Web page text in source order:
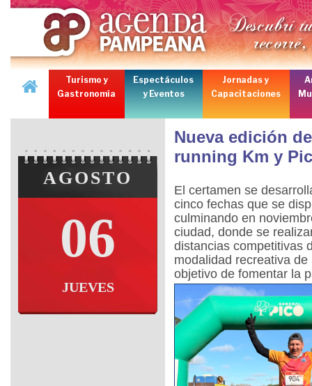
Turismo y
Gastronomía
Espectáculos
y Eventos
Jornadas y
Capacitaciones
AGOSTO
06
JUEVES
Nueva edición
running Km y
El certamen se
cinco fechas que se
culminando en
ciudad, donde se
distancias competitivas
modalidad recreativa
objetivo de fomentar la